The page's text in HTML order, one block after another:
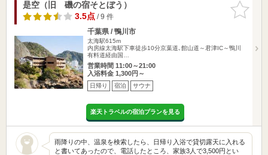
お気に入
りに追加
是空（旧 磯の宿そとぼう）
3.5点/ 9 件
千葉県 / 鴨川市
太海駅615m
内房線太海駅下車徒歩10分京葉道､館山道～君津IC～鴨川
有料道経由国…
営業時間 11:00～21:00
入浴料金 1,300円～
日帰り 宿泊 サウナ
楽天トラベルの宿泊プランを見る
雨降りの中、温泉を検索したら、日帰り入浴で貸切露天に入れる
と書いてあったので、電話したところ、家族3人で3,500円とい